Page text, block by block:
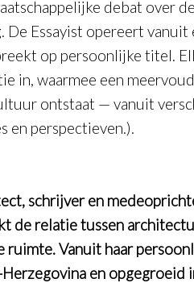
debat over
De Essayist opereert vanuit
op persoonlijke titel.
in, waarmee een
ontstaat — vanuit
en perspectieven.).
schrijver en
de relatie tussen
Vanuit haar
en opgegroeid